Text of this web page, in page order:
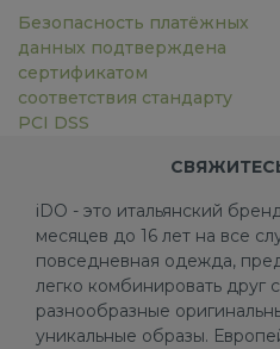
Безопасность платёжных
данных подтверждена
сертификатом
соответствия стандарту
PCI DSS
iDO - это итальянский
месяцев до 16 лет на все
повседневная одежда,
легко комбинировать друг
разнообразные
уникальные образы.